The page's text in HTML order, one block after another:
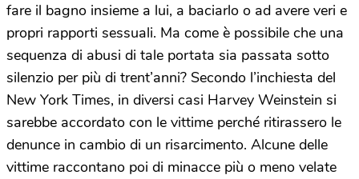
fare il bagno insieme a lui, a baciarlo o ad avere veri e
propri rapporti sessuali. Ma come è possibile che una
sequenza di abusi di tale portata sia passata sotto
silenzio per più di trent’anni? Secondo l’inchiesta del
New York Times, in diversi casi Harvey Weinstein si
sarebbe accordato con le vittime perché ritirassero le
denunce in cambio di un risarcimento. Alcune delle
vittime raccontano poi di minacce più o meno velate